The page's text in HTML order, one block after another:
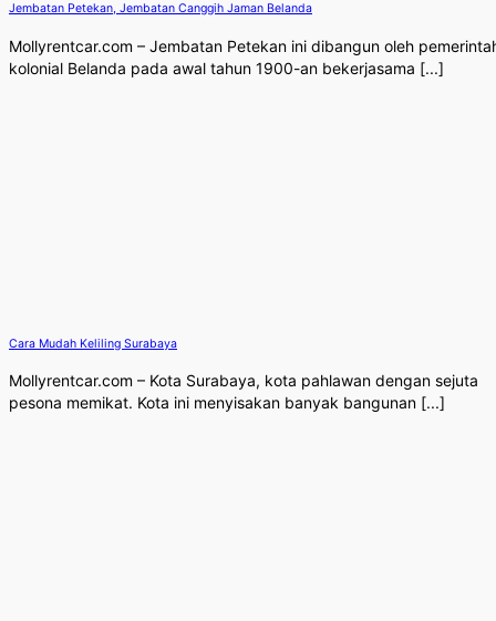
Jembatan Petekan, Jembatan Canggih Jaman Belanda
Mollyrentcar.com – Jembatan Petekan ini dibangun oleh
kolonial Belanda pada awal tahun 1900-an bekerjasama [...]
Cara Mudah Keliling Surabaya
Mollyrentcar.com – Kota Surabaya, kota pahlawan dengan sejuta
pesona memikat. Kota ini menyisakan banyak bangunan [...]